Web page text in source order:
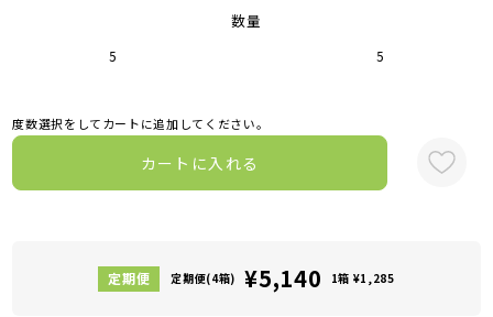
数量
5 5
度数選択をしてカートに追加してください。
カートに入れる
定期便(4箱) ¥5,140 1箱 ¥1,285